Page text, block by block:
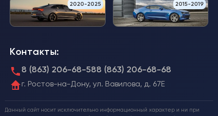
2020-2025 2015-2019
Контакты:
8 (863) 206-68-588 (863) 206-68-68
г. Ростов-на-Дону, ул. Вавилова, д. 67Е
Данный сайт носит исключительно информационный характер и ни при